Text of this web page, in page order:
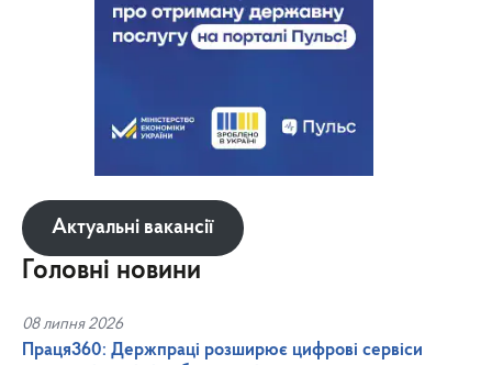
Актуальні вакансії
Головні новини
08 липня 2026
Праця360: Держпраці розширює цифрові сервіси